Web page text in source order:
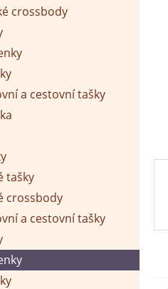
crossbody
a cestovní tašky
tašky
crossbody
a cestovní tašky